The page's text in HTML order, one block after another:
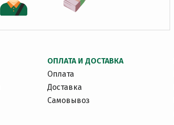
ОПЛАТА И ДОСТАВКА
Оплата
Доставка
Самовывоз